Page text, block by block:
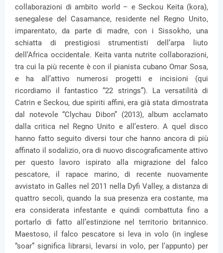
collaborazioni di ambito world – e Seckou Keita (kora),
senegalese del Casamance, residente nel Regno Unito,
imparentato, da parte di madre, con i Sissokho, una
schiatta di prestigiosi strumentisti dell’arpa liuto
dell’Africa occidentale. Keita vanta nutrite collaborazioni,
tra cui la più recente è con il pianista cubano Omar Sosa,
e ha all’attivo numerosi progetti e incisioni (qui
ricordiamo il fantastico “22 strings”). La versatilità di
Catrin e Seckou, due spiriti affini, era già stata dimostrata
dal notevole “Clychau Dibon” (2013), album acclamato
dalla critica nel Regno Unito e all’estero. A quel disco
hanno fatto seguito diversi tour che hanno ancora di più
affinato il sodalizio, ora di nuovo discograficamente attivo
per questo lavoro ispirato alla migrazione del falco
pescatore, il rapace marino, di recente nuovamente
avvistato in Galles nel 2011 nella Dyfi Valley, a distanza di
quattro secoli, quando la sua presenza era costante, ma
era considerata infestante e quindi combattuta fino a
portarlo di fatto all’estinzione nel territorio britannico.
Maestoso, il falco pescatore si leva in volo (in inglese
“soar” significa librarsi, levarsi in volo, per l’appunto) per